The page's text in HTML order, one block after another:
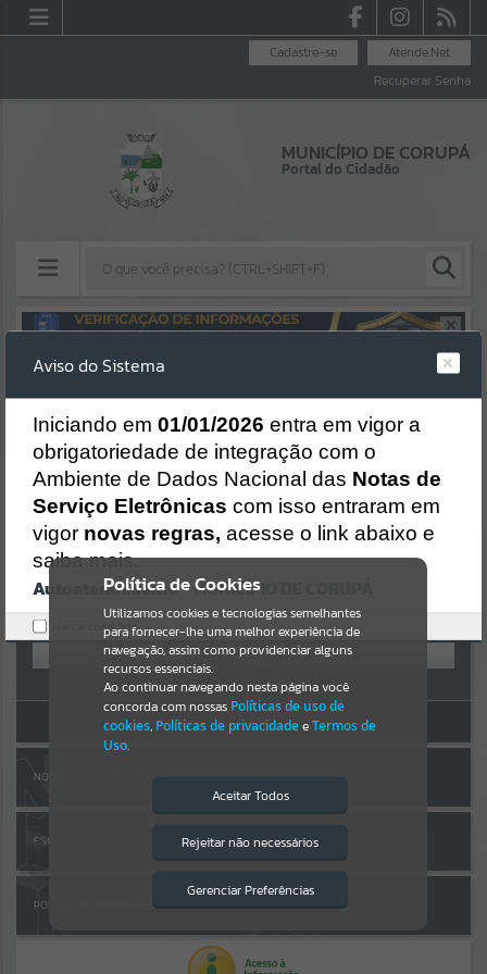
Atende.Net
Cadastre-se
Recuperar Senha
MUNICÍPIO DE CORUPÁ
Portal do Cidadão
Resultados para""
Portais
Por favor, aguarde...
NOTÍCIAS
Por favor, aguarde...
Por favor, aguarde...
SERVIÇOS
PÁGINAS
AUTOATENDIMENTO
OU
Cadastre-se|Recuperar Senha
ACESSAR SEM LOGIN
NOTA FISCAL ELETRÔNICA
ESCRITA FISCAL
PORTAL DA TRANSPARÊNCIA
Política de Cookies
Utilizamos cookies e tecnologias semelhantes
para fornecer-lhe uma melhor experiência de
navegação, assim como providenciar alguns
recursos essenciais.
Ao continuar navegando nesta página você
concorda com nossas Políticas de uso de
cookies, Políticas de privacidadeeTermos de
Uso.
Aceitar Todos
Rejeitar não necessários
Gerenciar Preferências
Isto significa que diversos recursos
providenciados poderão não estar
Aviso do Sistema
Iniciando em 01/01/2026 entra em vigor a
obrigatoriedade de integração com o
Ambiente de Dados Nacional das Notas de
Serviço Eletrônicas com isso entraram em
vigor novas regras, acesse o link abaixo e
saiba mais.
Autoatendimento - MUNICÍPIO DE CORUPÁ
Marcar como lido.
Erro
Gerenciamento do Sistema
CÓDIGO DA MENSAGEM:
Ocorreu um erro de script:
Uncaught SyntaxError: Unexpected token '('
https://corupa.atende.net/cidadao/pagina/static/bundle/wpo_index
_2_base_l2_portal_editores_sync_dd63a725aa1a3e42e62571aa199b6
7e2.js?v=816ac05d:47
Verificar Mais Detalhes